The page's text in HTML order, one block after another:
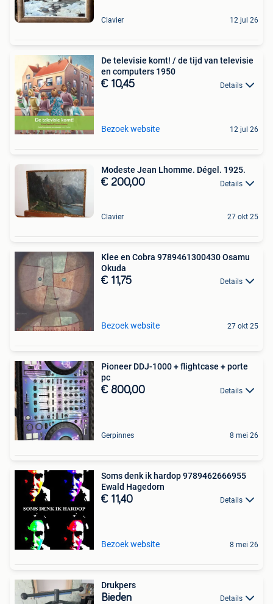
Clavier 12 jul 26
De televisie komt! / de tijd van televisie
en computers 1950
€ 10,45 Details
Bezoek website 12 jul 26
Modeste Jean Lhomme. Dégel. 1925.
€ 200,00 Details
Clavier 27 okt 25
Klee en Cobra 9789461300430 Osamu
Okuda
€ 11,75 Details
Bezoek website 27 okt 25
Pioneer DDJ-1000 + flightcase + porte
pc
€ 800,00 Details
Gerpinnes 8 mei 26
Soms denk ik hardop 9789462666955
Ewald Hagedorn
€ 11,40 Details
Bezoek website 8 mei 26
Drukpers
Bieden Details